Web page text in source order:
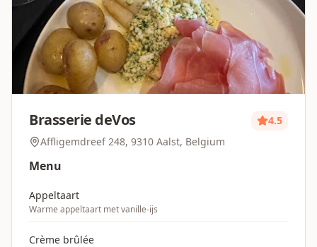
Brasserie deVos
4.5
Affligemdreef 248, 9310 Aalst, Belgium
Menu
Appeltaart
Warme appeltaart met vanille-ijs
Crème brûlée